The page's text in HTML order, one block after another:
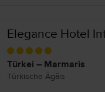
Elegance Hotel
Türkei – Marmaris
Türkische Ägäis